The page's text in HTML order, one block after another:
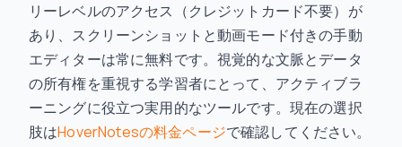
リーレベルのアクセス（クレジットカード不要）が
あり、スクリーンショットと動画モード付きの手動
エディターは常に無料です。視覚的な文脈とデータ
の所有権を重視する学習者にとって、アクティブラ
ーニングに役立つ実用的なツールです。現在の選択
肢はHoverNotesの料金ページで確認してください。